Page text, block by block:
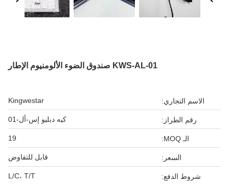
KWS-AL-01 صندوق الضوء الألومنيوم الإطار
الاسم التجاري: Kingwestar
رقم الطراز: كيه دبليو إس-أل-01
الـ MOQ: 19
السعر: قابل للتفاوض
شروط الدفع: L/C، T/T